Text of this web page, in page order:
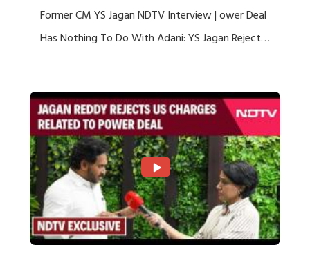
Former CM YS Jagan NDTV Interview | ower Deal
Has Nothing To Do With Adani: YS Jagan Rejects